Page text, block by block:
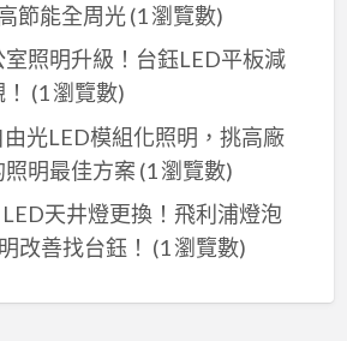
節能全周光(1 瀏覽數)
照明升級！台鈺LED平板減
(1 瀏覽數)
由光LED模組化照明，挑高廠
明最佳方案 (1 瀏覽數)
天井燈更換！飛利浦燈泡
改善找台鈺！ (1 瀏覽數)